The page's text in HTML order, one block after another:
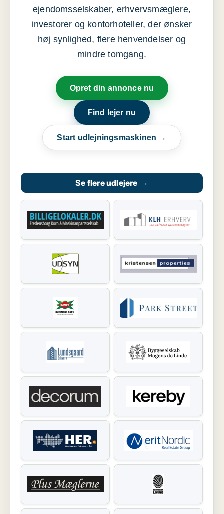
ejendomsselskaber, erhvervsmæglere,
investorer og kontorhoteller, der ønsker
høj synlighed, flere henvendelser og
mindre tomgang.
Opret din annonce nu
Find lejer nu
Start udlejningsmaskinen →
Se flere udlejere →